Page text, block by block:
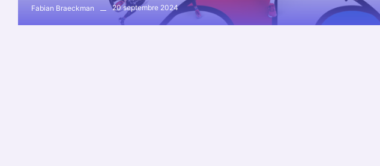
Fabian Braeckman 20 septembre 2024